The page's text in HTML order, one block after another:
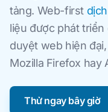
tảng. Web-first
liệu được phát
duyệt web hiện
Mozilla Firefox hay
Thử ngay bây giờ